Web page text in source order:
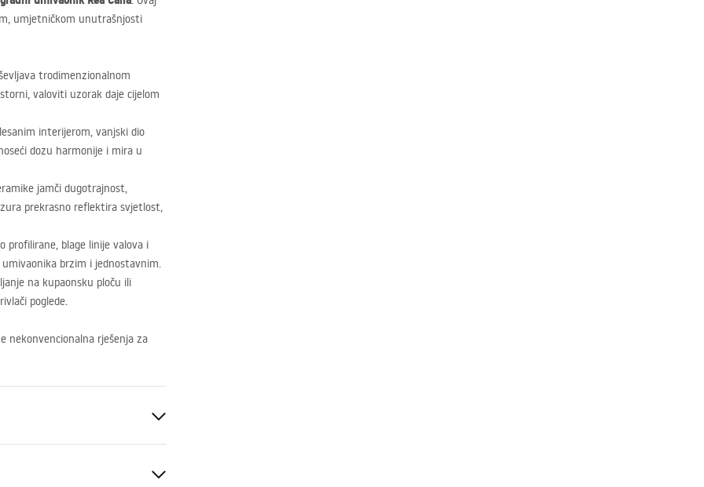
umjetničkom unutrašnjosti
trodimenzionalnom
valoviti uzorak daje cijelom
interijerom, vanjski dio
dozu harmonije i mira u
jamči dugotrajnost,
prekrasno reflektira svjetlost,
blage linije valova i
brzim i jednostavnim.
na kupaonsku ploču ili
poglede.
nekonvencionalna rješenja za